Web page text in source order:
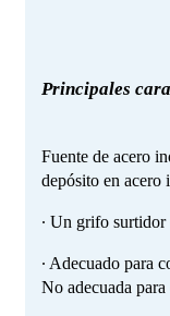
Principales
Fuente de acero
depósito en acero
∙ Un grifo
∙ Adecuado para
No adecuada para